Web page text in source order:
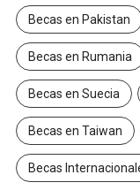
Becas en Pakistan
Becas en Rumania
Becas en Suecia
Becas en Taiwan
Becas